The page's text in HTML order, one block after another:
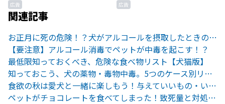
広告 広告
関連記事
お正月に死の危険！？犬がアルコールを摂取したときの危険性
【要注意】アルコール消毒でペットが中毒を起こす！？
最低限知っておくべき、危険な食べ物リスト【犬猫版】
知っておこう、犬の薬物・毒物中毒。5つのケース別リスクと対策
食欲の秋は愛犬と一緒に楽しもう！与えていいもの・いけないもの
ペットがチョコレートを食べてしまった！致死量と対処法について